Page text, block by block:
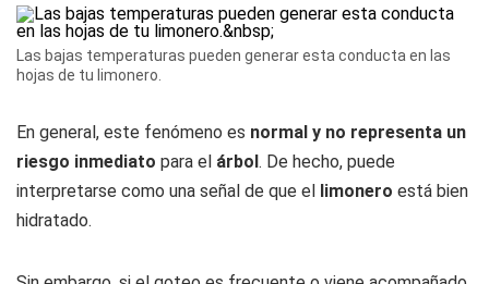
Las bajas temperaturas pueden generar esta conducta en las
hojas de tu limonero.
En general, este fenómeno es normal y no representa un
riesgo inmediato para el árbol. De hecho, puede
interpretarse como una señal de que el limonero está bien
hidratado.